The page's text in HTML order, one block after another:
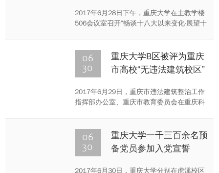
立96周年老党员座谈会
2017年6月28日下午，重庆大学在主教学楼
506会议室召开“畅谈十八大以来变化·展望十
副书记周绪红，党委常委、副校长王时龙，
党委常委、组织部部长李学静等出席会议。
学校党委副书记、纪委书记陶举虎主持会
06
30
重庆大学B区被评为重庆
市高校“无违法建筑校区”
2017年6月29日，重庆市违法建筑整治工作
指挥部办公室、重庆市教育委员会在重庆科
庆商务职业学院、重庆房地产职业学院4个
高校校区被授予“无违法建筑校区”称号。
06
30
重庆大学一千三百余名预
备党员参加入党宣誓
2017年6月30日，重庆大学分别在虎溪校区